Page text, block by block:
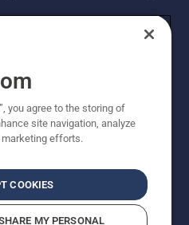
rechten voorbehouden. De
Alle
(incl. BTW),
is voor directe aankoop.
Privacyverklaring
you agree to the storing of
site navigation, analyze
marketing efforts.
COOKIES
MY PERSONAL